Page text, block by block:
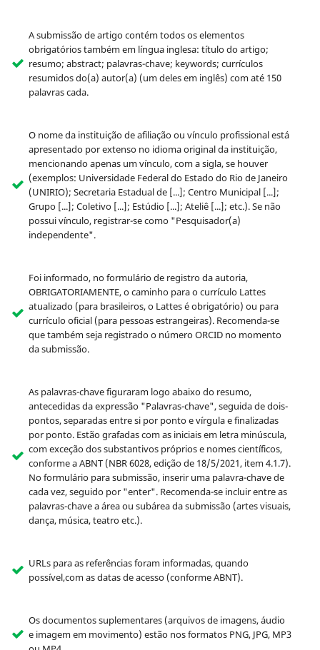
A submissão de artigo contém todos os elementos
obrigatórios também em língua inglesa: título do artigo;
resumo; abstract; palavras-chave; keywords; currículos
resumidos do(a) autor(a) (um deles em inglês) com até 150
palavras cada.
O nome da instituição de afiliação ou vínculo profissional está
apresentado por extenso no idioma original da instituição,
mencionando apenas um vínculo, com a sigla, se houver
(exemplos: Universidade Federal do Estado do Rio de Janeiro
(UNIRIO); Secretaria Estadual de [...]; Centro Municipal [...];
Grupo [...]; Coletivo [...]; Estúdio [...]; Ateliê [...]; etc.). Se não
possui vínculo, registrar-se como "Pesquisador(a)
independente".
Foi informado, no formulário de registro da autoria,
OBRIGATORIAMENTE, o caminho para o currículo Lattes
atualizado (para brasileiros, o Lattes é obrigatório) ou para
currículo oficial (para pessoas estrangeiras). Recomenda-se
que também seja registrado o número ORCID no momento
da submissão.
As palavras-chave figuraram logo abaixo do resumo,
antecedidas da expressão "Palavras-chave", seguida de dois-
pontos, separadas entre si por ponto e vírgula e finalizadas
por ponto. Estão grafadas com as iniciais em letra minúscula,
com exceção dos substantivos próprios e nomes científicos,
conforme a ABNT (NBR 6028, edição de 18/5/2021, item 4.1.7).
No formulário para submissão, inserir uma palavra-chave de
cada vez, seguido por "enter". Recomenda-se incluir entre as
palavras-chave a área ou subárea da submissão (artes visuais,
dança, música, teatro etc.).
URLs para as referências foram informadas, quando
possível,com as datas de acesso (conforme ABNT).
Os documentos suplementares (arquivos de imagens, áudio
e imagem em movimento) estão nos formatos PNG, JPG, MP3